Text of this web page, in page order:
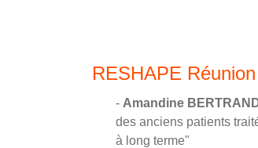
RESHAPE
- Amandine
des anciens patients
à long terme"